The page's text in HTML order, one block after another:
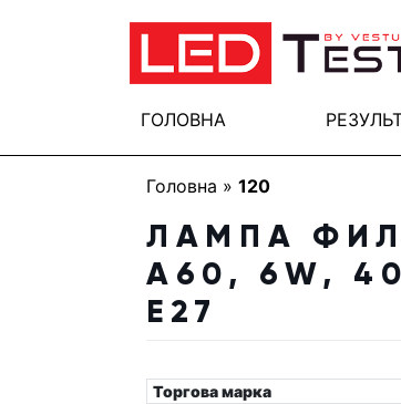
ГОЛОВНА
Головна » 120
ЛАМПА
A60, 6W,
E27
Торгова марка